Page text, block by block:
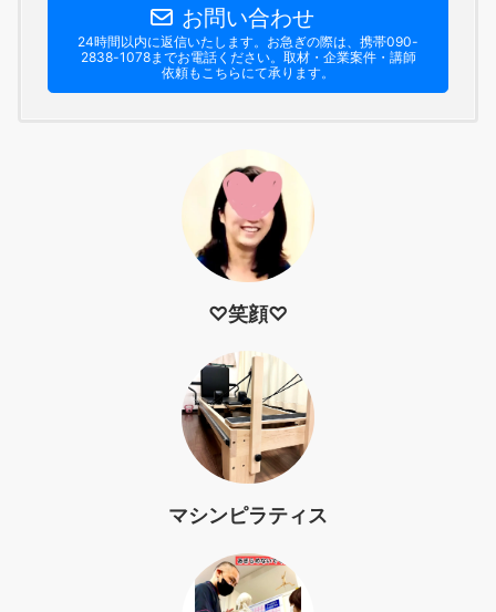
お問い合わせ
24時間以内に返信いたします。お急ぎの際は、携帯090-
2838-1078までお電話ください。​取材・企業案件・講師
依頼もこちらにて承ります。
♡笑顔♡
マシンピラティス